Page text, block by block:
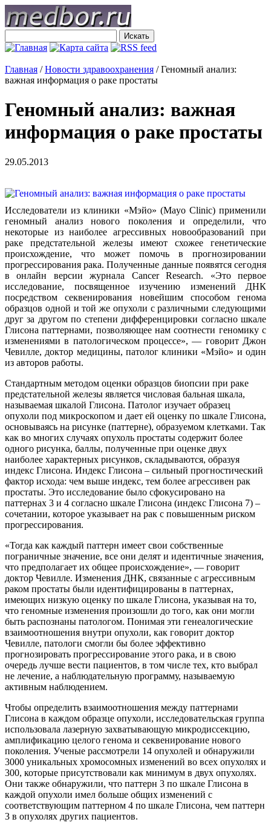
Главная /Новости здравоохранения /Геномный анализ:
важная информация о раке простаты
Геномный анализ: важная
информация о раке простаты
29.05.2013
Исследователи из клиники «Мэйо» (Mayo Clinic) применили
геномный анализ нового поколения и определили, что
некоторые из наиболее агрессивных новообразований при
раке предстательной железы имеют схожее генетические
происхождение, что может помочь в прогнозировании
прогрессирования рака. Полученные данные появятся сегодня
в онлайн версии журнала Cancer Research. «Это первое
исследование, посвященное изучению изменений ДНК
посредством секвенирования новейшим способом генома
образцов одной и той же опухоли с различными следующими
друг за другом по степени дифференцировки согласно шкале
Глисона паттернами, позволяющее нам соотнести геномику с
изменениями в патологическом процессе», — говорит Джон
Чевилле, доктор медицины, патолог клиники «Мэйо» и один
из авторов работы.
Стандартным методом оценки образцов биопсии при раке
предстательной железы является числовая бальная шкала,
называемая шкалой Глисона. Патолог изучает образец
опухоли под микроскопом и дает ей оценку по шкале Глисона,
основываясь на рисунке (паттерне), образуемом клетками. Так
как во многих случаях опухоль простаты содержит более
одного рисунка, баллы, полученные при оценке двух
наиболее характерных рисунков, складываются, образуя
индекс Глисона. Индекс Глисона – сильный прогностический
фактор исхода: чем выше индекс, тем более агрессивен рак
простаты. Это исследование было сфокусировано на
паттернах 3 и 4 согласно шкале Глисона (индекс Глисона 7) –
сочетании, которое указывает на рак с повышенным риском
прогрессирования.
«Тогда как каждый паттерн имеет свои собственные
пограничные значение, все они делят и идентичные значения,
что предполагает их общее происхождение», — говорит
доктор Чевилле. Изменения ДНК, связанные с агрессивным
раком простаты были идентифицированы в паттернах,
имеющих низкую оценку по шкале Глисона, указывая на то,
что геномные изменения произошли до того, как они могли
быть распознаны патологом. Понимая эти генеалогические
взаимоотношения внутри опухоли, как говорит доктор
Чевилле, патологи смогли бы более эффективно
прогнозировать прогрессирование этого рака, и в свою
очередь лучше вести пациентов, в том числе тех, кто выбрал
не лечение, а наблюдательную программу, называемую
активным наблюдением.
Чтобы определить взаимоотношения между паттернами
Глисона в каждом образце опухоли, исследовательская группа
использовала лазерную захватывающую микродиссекцию,
амплификацию целого генома и секвенирование нового
поколения. Ученые рассмотрели 14 опухолей и обнаружили
3000 уникальных хромосомных изменений во всех опухолях и
300, которые присутствовали как минимум в двух опухолях.
Они также обнаружили, что паттерн 3 по шкале Глисона в
каждой опухоли имел больше общих изменений с
соответствующим паттерном 4 по шкале Глисона, чем паттерн
3 в опухолях других пациентов.